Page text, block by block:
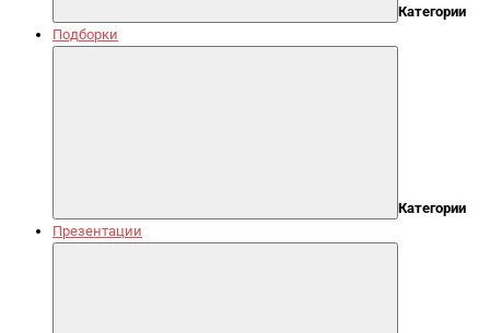
Категории
Подборки
Категории
Презентации